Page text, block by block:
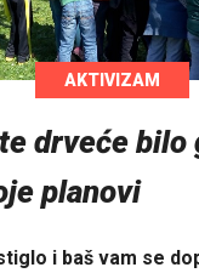
AKTIVIZAM
drveće bilo
planovi
i baš vam se